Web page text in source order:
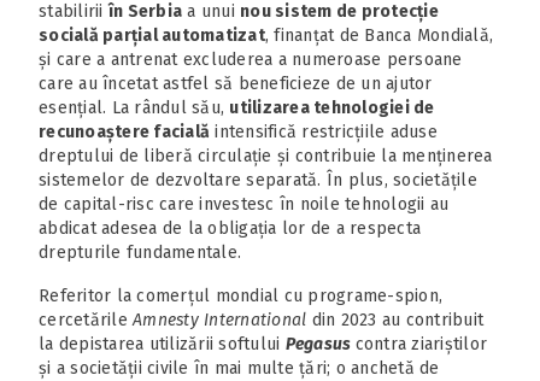
stabiliriiîn Serbia a unui nou sistem de protecție
socială parțial automatizat, finanțat de Banca Mondială,
și care a antrenat excluderea a numeroase persoane
care au încetat astfel să beneficieze de un ajutor
esențial. La rândul său, utilizarea tehnologiei de
recunoaștere facială intensifică restricțiile aduse
dreptului de liberă circulație și contribuie la menținerea
sistemelor de dezvoltare separată. În plus, societățile
de capital-risc care investesc în noile tehnologii au
abdicat adesea de la obligația lor de a respecta
drepturile fundamentale.
Referitor la comerțul mondial cu programe-spion,
cercetărileAmnesty International din 2023 au contribuit
la depistarea utilizării softului Pegasus contra ziariștilor
și a societății civile în mai multe țări; o anchetă de